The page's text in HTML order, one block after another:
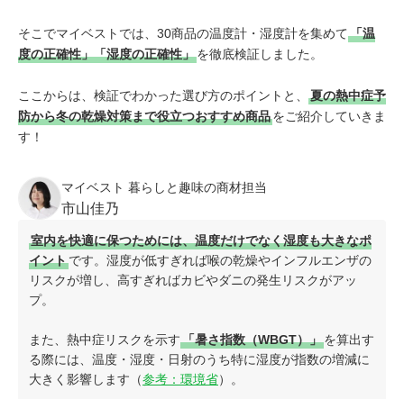
そこでマイベストでは、30商品の温度計・湿度計を集めて「温
度の正確性」「湿度の正確性」を徹底検証しました。
ここからは、検証でわかった選び方のポイントと、
夏の熱中症予
防から冬の乾燥対策まで役立つおすすめ商品をご紹介していきま
す！
マイベスト 暮らしと趣味の商材担当
市山佳乃
室内を快適に保つためには、温度だけでなく湿度も大きなポ
イントです。湿度が低すぎれば喉の乾燥やインフルエンザの
リスクが増し、高すぎればカビやダニの発生リスクがアッ
プ。
また、熱中症リスクを示す「暑さ指数（WBGT）」を算出す
る際には、温度・湿度・日射のうち特に湿度が指数の増減に
大きく影響します（参考：環境省）。